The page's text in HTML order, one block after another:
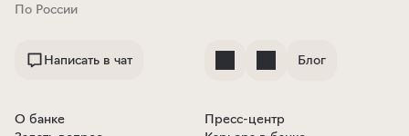
По России
Написать в чат Блог
О банке
Пресс-центр